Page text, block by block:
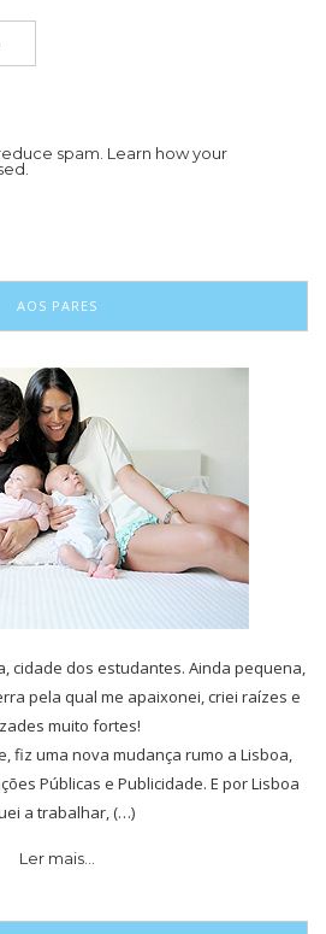
spam. Learn how your
AOS PARES
cidade dos estudantes. Ainda pequena,
pela qual me apaixonei, criei raízes e
muito fortes!
fiz uma nova mudança rumo a Lisboa,
Públicas e Publicidade. E por Lisboa
a trabalhar, (…)
Ler mais…